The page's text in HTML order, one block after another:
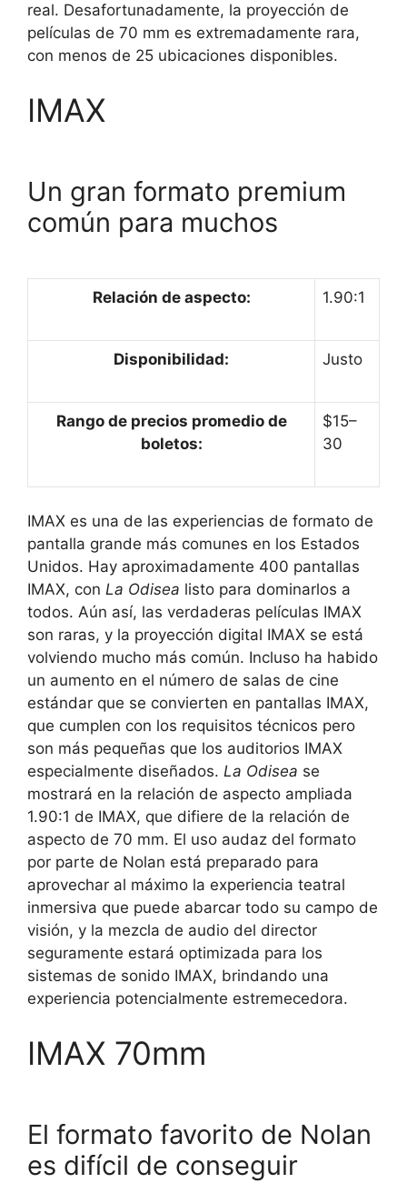
real. Desafortunadamente, la proyección de
películas de 70 mm es extremadamente rara,
con menos de 25 ubicaciones disponibles.
IMAX
Un gran formato premium
común para muchos
Relación de aspecto: 1.90:1
Disponibilidad: Justo
Rango de precios promedio de
boletos:
$15–
30
IMAX es una de las experiencias de formato de
pantalla grande más comunes en los Estados
Unidos. Hay aproximadamente 400 pantallas
IMAX, con La Odisea listo para dominarlos a
todos. Aún así, las verdaderas películas IMAX
son raras, y la proyección digital IMAX se está
volviendo mucho más común. Incluso ha habido
un aumento en el número de salas de cine
estándar que se convierten en pantallas IMAX,
que cumplen con los requisitos técnicos pero
son más pequeñas que los auditorios IMAX
especialmente diseñados. La Odisea se
mostrará en la relación de aspecto ampliada
1.90:1 de IMAX, que difiere de la relación de
aspecto de 70 mm. El uso audaz del formato
por parte de Nolan está preparado para
aprovechar al máximo la experiencia teatral
inmersiva que puede abarcar todo su campo de
visión, y la mezcla de audio del director
seguramente estará optimizada para los
sistemas de sonido IMAX, brindando una
experiencia potencialmente estremecedora.
IMAX 70mm
El formato favorito de Nolan
es difícil de conseguir